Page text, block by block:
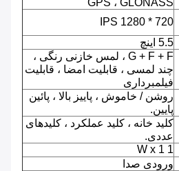
GPS ، GLONASS
720 * 1280 IPS
5.5 اینچ
G + F + F ، لمس خازنی رنگی ،
چند لمسی ، قابلیت امضا ، قابلیت
فیلمبرداری
روشن / خاموش ، پاییز بالا ، پائین
پایین.
کلید خانه ، کلید عملکرد ، کلیدهای
عددی.
1 W x 1
ورودی صدا